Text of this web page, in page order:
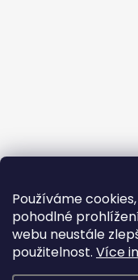
Používáme
pohodlné
webu neustále
použitelnost. Více